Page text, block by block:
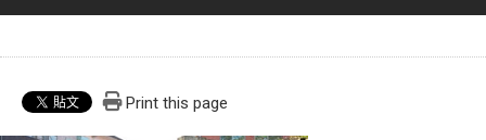
Print this page